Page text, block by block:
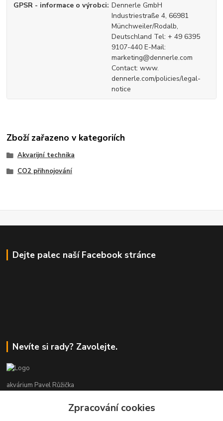
GPSR - informace o výrobci Dennerle GmbH
Industriestraße 4, 66981
Münchweiler/Rodalb,
Deutschland Tel: + 49 6395
9107-440 E-Mail:
marketing@dennerle.com
Contact: www.
dennerle.com/policies/legal-
notice
Zboží zařazeno v kategoriích
Akvarijní technika
CO2 přihnojování
Dejte palec naší Facebook stránce
Nevíte si rady? Zavolejte.
akvárium Pavel Růžička
+420 602 118 290Zpracování cookies